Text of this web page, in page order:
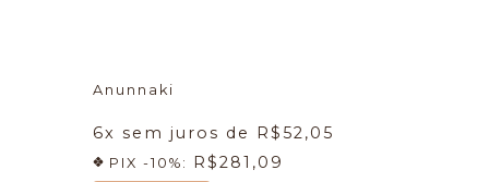
Anunnaki
6x sem juros de R$52,05
PIX -10%: R$281,09